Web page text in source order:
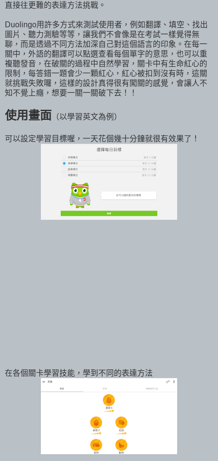
直接往更難的表達方法挑戰。
Duolingo用許多方式來測試使用者，例如翻譯、填空、找出
圖片、聽力測驗等等，讓我們不會像是在考試一樣覺得無
聊，而是透過不同方法加深自己對這個語言的印象。在每一
關中，外語的翻譯可以點選查看每個單字的意思，也可以重
複聽發音，在破關的過程中自然學習，關卡中有生命紅心的
限制，每答錯一題會少一顆紅心，紅心被扣到沒有時，這關
就挑戰失敗囉，這樣的設計真得很有闖關的感覺，會讓人不
知不覺上癮，想要一關一關破下去！！
使用畫面 （以學習英文為例）
可以設定學習目標喔，一天花個幾十分鐘就很有效果了！
在各個關卡學習技能，學到不同的表達方法